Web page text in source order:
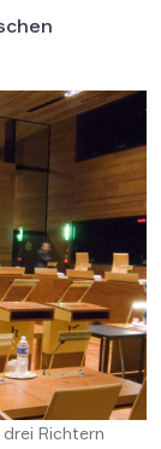
Richtern